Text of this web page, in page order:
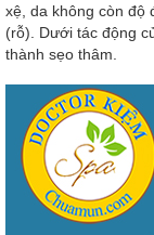
xệ, da không còn độ
(rỗ). Dưới tác động
thành sẹo thâm.